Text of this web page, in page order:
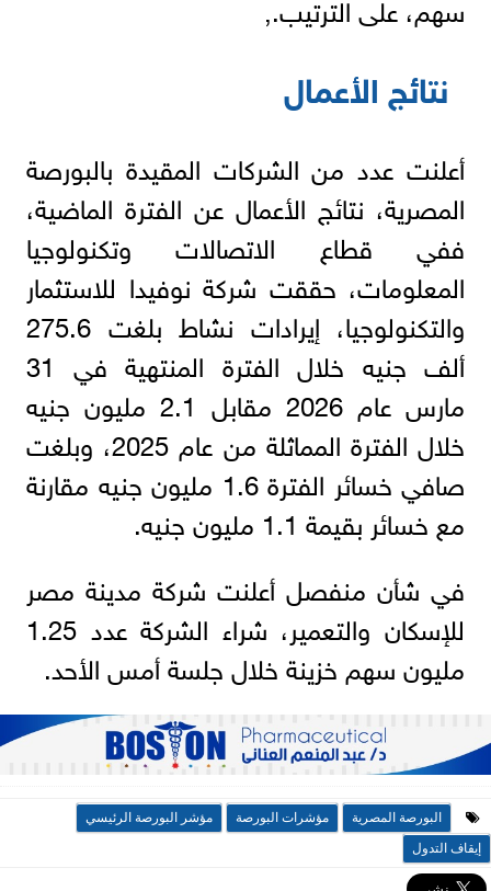
نتائج الأعمال
أعلنت عدد من الشركات المقيدة بالبورصة
المصرية، نتائج الأعمال عن الفترة الماضية،
ففي قطاع الاتصالات وتكنولوجيا
المعلومات، حققت شركة نوفيدا للاستثمار
والتكنولوجيا، إيرادات نشاط بلغت 275.6
ألف جنيه خلال الفترة المنتهية في 31
مارس عام 2026 مقابل 2.1 مليون جنيه
خلال الفترة المماثلة من عام 2025، وبلغت
صافي خسائر الفترة 1.6 مليون جنيه مقارنة
مع خسائر بقيمة 1.1 مليون جنيه.
في شأن منفصل أعلنت شركة مدينة مصر
للإسكان والتعمير، شراء الشركة عدد 1.25
مليون سهم خزينة خلال جلسة أمس الأحد.
البورصة المصرية مؤشرات البورصة
مؤشر البورصة الرئيسي
إيقاف التدول